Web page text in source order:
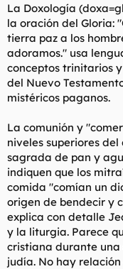
La Doxología
la oración del Gloria:
tierra paz a los
adoramos." usa
conceptos trinitarios
del Nuevo
mistéricos paganos.
La comunión y
niveles superiores
sagrada de pan y
indiquen que los
comida "comían un
origen de bendecir y
explica con detalle
y la liturgia. Parece
cristiana durante
judía. No hay